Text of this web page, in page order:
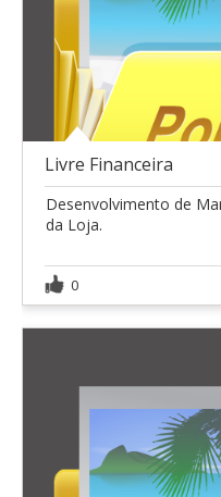
Livre Financeira
Desenvolvimento de
da Loja.
0